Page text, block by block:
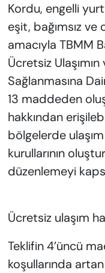
Kordu, engelli
eşit, bağımsız ve
amacıyla TBMM
Ücretsiz
Sağlanmasına
13 maddeden
hakkından
bölgelerde
kurullarının
düzenlemeyi
Ücretsiz ulaşım
Teklifin 4’üncü
koşullarında